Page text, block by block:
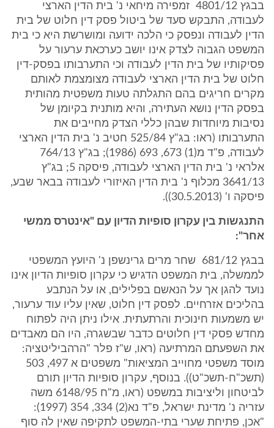
בבגץ 4801/12 ‏ ‏זמפירה מיחאי נ' בית הדין הארצי
לעבודה, התבקש סעד של ביטול פסק דין חלוט של בית
הדין לעבודה ונפסק כי הלכה ידועה ומושרשת היא כי בית
המשפט הגבוה לצדק אינו יושב כערכאת ערעור על
פסיקותיו של בית הדין לעבודה וכי התערבותו בפסק-דין
חלוט של בית הדין הארצי לעבודה מצומצמת לאותם
מקרים חריגים בהם התגלתה טעות משפטית מהותית
בפסק הדין נושא העתירה, והיא מותנית בקיומן של
נסיבות מיוחדות שבהן כללי הצדק מחייבים את
התערבותו (ראו: בג"ץ 525/84 חטיב נ' בית הדין הארצי
לעבודה, פ"ד מ(1) 673, 693 (1986); בג"ץ 764/13
אלראי נ' בית הדין הארצי לעבודה, פיסקה 5; בג"ץ
3641/13 מכלוף נ' בית הדין האיזורי לעבודה בבאר שבע,
פיסקה ו' (30.5.2013)).
התנגשות בין עקרון סופיות הדיון עם "אינטרס ממשי
אחר":
בבגץ 681/12 ‏ ‏שחר מרים גרינשפן נ' היועץ המשפטי
לממשלה, בית המשפט הדגיש כי עקרון סופיות הדיון אינו
נועד להגן אך על הנאשם בפלילים, או על הנתבע
בהליכים אזרחיים. לפסק דין חלוט, שאין עליו עוד ערעור,
יש משמעות חינוכית והרתעתית. אילו ניתן היה לפתוח
מחדש פסקי דין חלוטים כדבר שבשגרה, היו הם מאבדים
את השפעתם המרתיעה (ראו, ש"ז פלר "הרהביליטציה:
מוסד משפטי מחוייב המציאות" משפטים א 497, 503
(תשכ"ח-תשכ"ט)). בנוסף, עקרון סופיות הדיון תורם
לביטחון וליציבות במשפט (ראו, מ"ח 6148/95 משה
עזריה נ' מדינת ישראל, פ"ד נא(2) 334, 354 (1997):
"אכן, פתיחת שערי בתי-המשפט לתקיפה שאין לה סוף